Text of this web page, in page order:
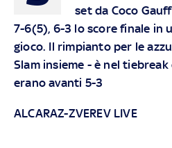
set da Coco
7-6(5), 6-3 lo score finale in
gioco. Il rimpianto per le
Slam insieme - è nel
erano avanti 5-3
ALCARAZ-ZVEREV LIVE